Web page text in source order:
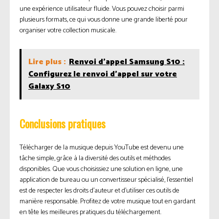
une expérience utilisateur fluide. Vous pouvez choisir parmi
plusieurs formats, ce qui vous donne une grande liberté pour
organiser votre collection musicale.
Lire plus : Renvoi d'appel Samsung S10 :
Configurez le renvoi d'appel sur votre
Galaxy S10
Conclusions pratiques
Télécharger de la musique depuis YouTube est devenu une
tâche simple, grâce à la diversité des outils et méthodes
disponibles. Que vous choisissiez une solution en ligne, une
application de bureau ou un convertisseur spécialisé, l’essentiel
est de respecter les droits d’auteur et d’utiliser ces outils de
manière responsable. Profitez de votre musique tout en gardant
en tête les meilleures pratiques du téléchargement.